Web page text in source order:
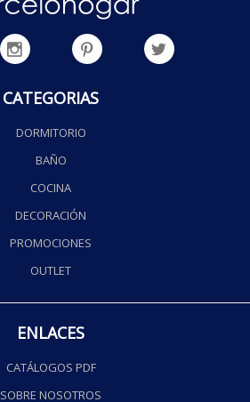
CATEGORIAS
DORMITORIO
BAÑO
COCINA
DECORACIÓN
PROMOCIONES
OUTLET
ENLACES
CATÁLOGOS PDF
SOBRE NOSOTROS